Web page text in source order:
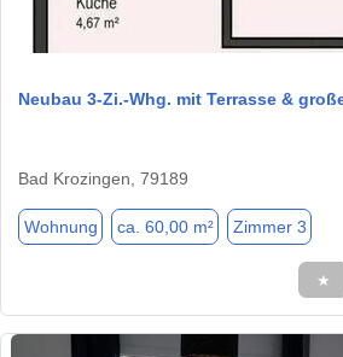
Neubau 3-Zi.-Whg. mit Terrasse &
Bad Krozingen, 79189
Wohnung ca. 60,00 m² Zimmer 3
★